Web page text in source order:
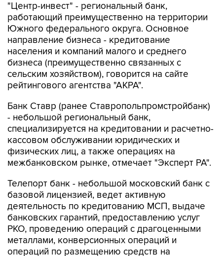
"Центр-инвест" - региональный банк,
работающий преимущественно на территории
Южного федерального округа. Основное
направление бизнеса - кредитование
населения и компаний малого и среднего
бизнеса (преимущественно связанных с
сельским хозяйством), говорится на сайте
рейтингового агентства "АКРА".
Банк Ставр (ранее Ставропольпромстройбанк)
- небольшой региональный банк,
специализируется на кредитовании и расчетно-
кассовом обслуживании юридических и
физических лиц, а также операциях на
межбанковском рынке, отмечает "Эксперт РА".
Телепорт банк - небольшой московский банк с
базовой лицензией, ведет активную
деятельность по кредитованию МСП, выдаче
банковских гарантий, предоставлению услуг
РКО, проведению операций с драгоценными
металлами, конверсионных операций и
операций по размещению средств на